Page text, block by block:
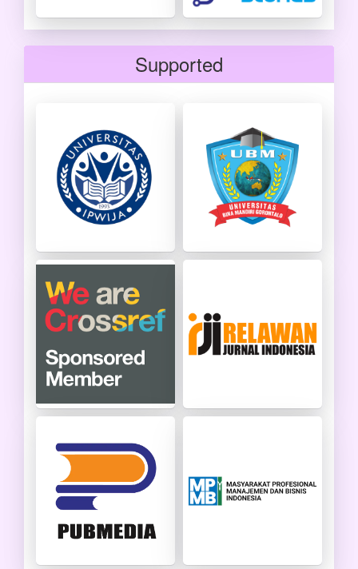
Supported